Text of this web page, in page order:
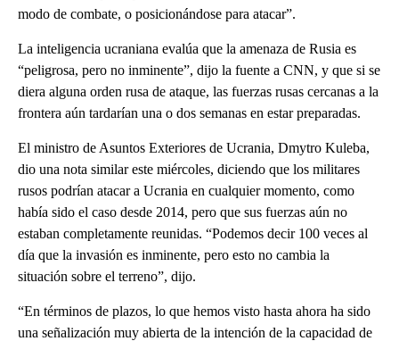
modo de combate, o posicionándose para atacar”.
La inteligencia ucraniana evalúa que la amenaza de Rusia es
“peligrosa, pero no inminente”, dijo la fuente a CNN, y que si se
diera alguna orden rusa de ataque, las fuerzas rusas cercanas a la
frontera aún tardarían una o dos semanas en estar preparadas.
El ministro de Asuntos Exteriores de Ucrania, Dmytro Kuleba,
dio una nota similar este miércoles, diciendo que los militares
rusos podrían atacar a Ucrania en cualquier momento, como
había sido el caso desde 2014, pero que sus fuerzas aún no
estaban completamente reunidas. “Podemos decir 100 veces al
día que la invasión es inminente, pero esto no cambia la
situación sobre el terreno”, dijo.
“En términos de plazos, lo que hemos visto hasta ahora ha sido
una señalización muy abierta de la intención de la capacidad de